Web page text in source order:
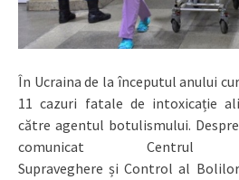
În Ucraina de la începutul anului
11 cazuri fatale de intoxicație
către agentul botulismului.
comunicat
Supraveghere și Control al